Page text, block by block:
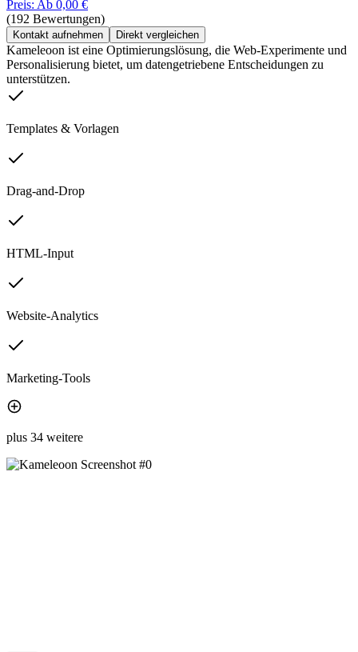
Preis: Ab 0,00 €
(192 Bewertungen)
Kontakt aufnehmen Direkt vergleichen
Kameleoon ist eine Optimierungslösung, die Web-Experimente und
Personalisierung bietet, um datengetriebene Entscheidungen zu
unterstützen.
Templates & Vorlagen
Drag-and-Drop
HTML-Input
Website-Analytics
Marketing-Tools
plus 34 weitere